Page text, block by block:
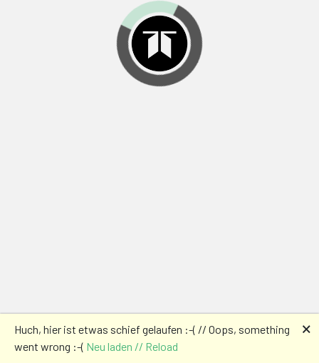
Huch, hier ist etwas schief gelaufen :-( // Oops, something
went wrong :-( Neu laden // Reload
🗙